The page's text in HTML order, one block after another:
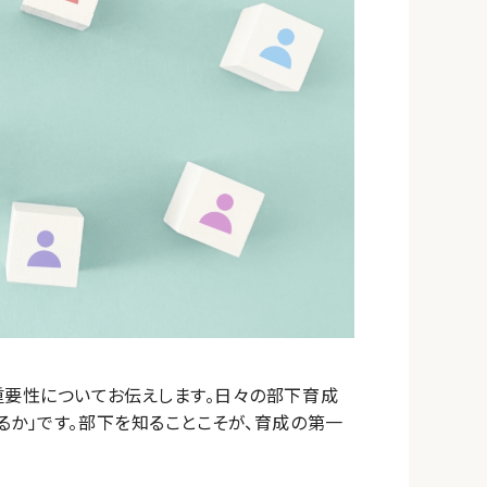
性についてお伝えします。日々の部下育成
」です。部下を知ることこそが、育成の第一